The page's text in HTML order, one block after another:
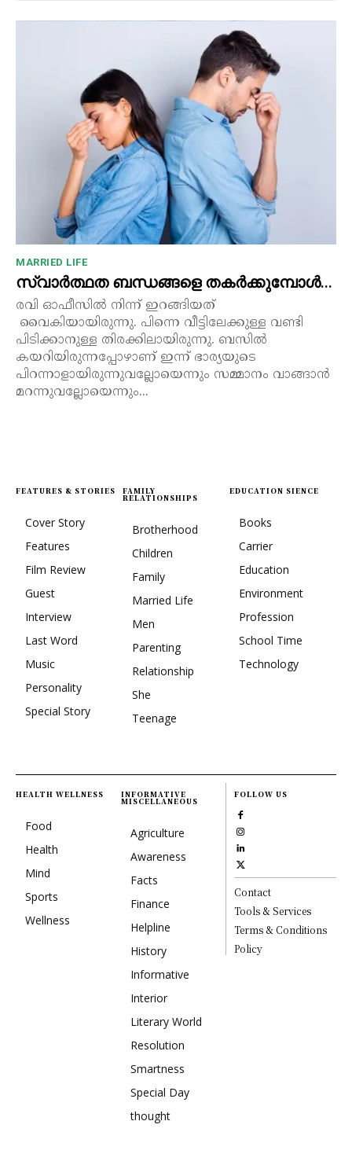
MARRIED LIFE
സ്വാർത്ഥത ബന്ധങ്ങളെ തകർക്കുമ്പോൾ…
രവി ഓഫീസിൽ നിന്ന് ഇറങ്ങിയത്
വൈകിയായിരുന്നു. പിന്നെ വീട്ടിലേക്കുള്ള വണ്ടി
പിടിക്കാനുള്ള തിരക്കിലായിരുന്നു. ബസിൽ
കയറിയിരുന്നപ്പോഴാണ് ഇന്ന് ഭാര്യയുടെ
പിറന്നാളായിരുന്നുവല്ലോയെന്നും സമ്മാനം വാങ്ങാൻ
മറന്നുവല്ലോയെന്നും...
FEATURES & STORIES
Cover Story
Features
Film Review
Guest
Interview
Last Word
Music
Personality
Special Story
FAMILY
RELATIONSHIPS
Brotherhood
Children
Family
Married Life
Men
Parenting
Relationship
She
Teenage
EDUCATION SIENCE
Books
Carrier
Education
Environment
Profession
School Time
Technology
HEALTH WELLNESS
Food
Health
Mind
Sports
Wellness
INFORMATIVE
MISCELLANEOUS
Agriculture
Awareness
Facts
Finance
Helpline
History
Informative
Interior
Literary World
Resolution
Smartness
Special Day
thought
FOLLOW US
Contact
Tools & Services
Terms & Conditions
Policy